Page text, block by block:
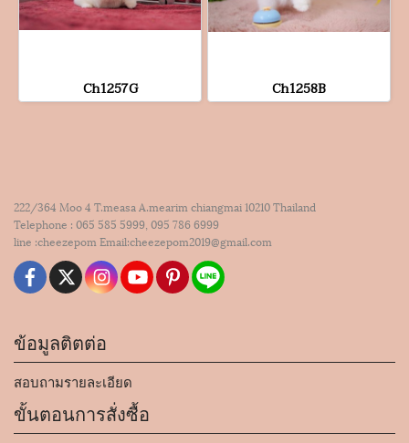
Ch1257G Ch1258B
222/364 Moo 4 T.measa A.mearim chiangmai 10210 Thailand
Telephone : 065 585 5999, 095 786 6999
line :cheezepom Email:cheezepom2019@gmail.com
ข้อมูลติตต่อ
สอบถามรายละเอียด
ขั้นตอนการสั่งซื้อ